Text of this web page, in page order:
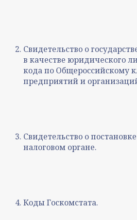
Свидетельство о
в качестве юридического
кода по Общероссийскому
предприятий и
Свидетельство о
налоговом органе.
Коды Госкомстата.